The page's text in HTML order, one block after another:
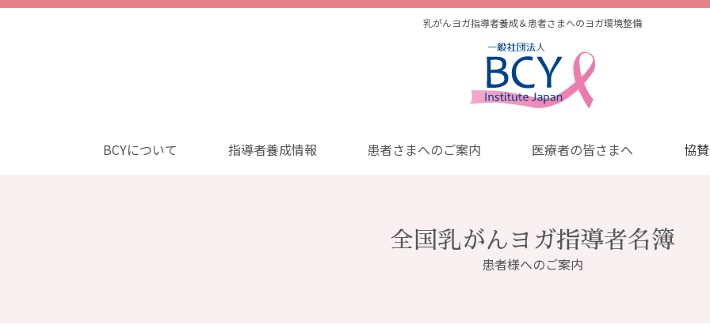
乳がんヨガ指導者養成＆患者さまへのヨガ環境整備
BCYについて 指導者養成情報 患者さまへのご案内 医療者の皆さまへ 協
全国乳がんヨガ指導者名簿
患者様へのご案内